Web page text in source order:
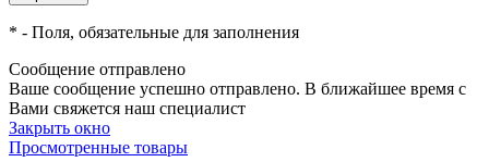
* - Поля, обязательные для заполнения
Сообщение отправлено
Ваше сообщение успешно отправлено. В ближайшее время с
Вами свяжется наш специалист
Закрыть окно
Просмотренные товары